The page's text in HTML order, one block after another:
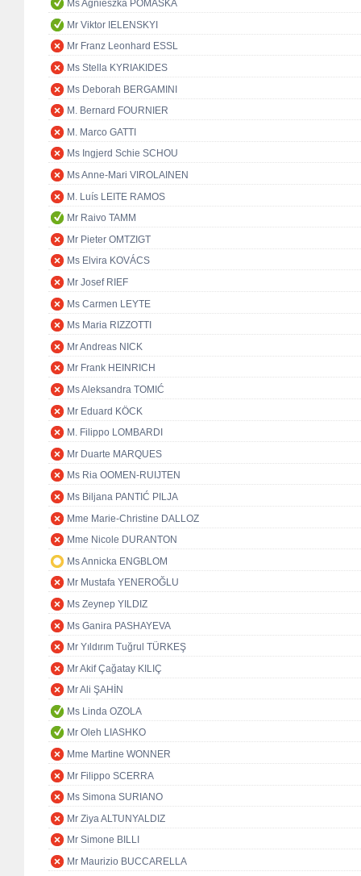
Ms Agnieszka POMASKA
Mr Viktor IELENSKYI
Mr Franz Leonhard ESSL
Ms Stella KYRIAKIDES
Ms Deborah BERGAMINI
M. Bernard FOURNIER
M. Marco GATTI
Ms Ingjerd Schie SCHOU
Ms Anne-Mari VIROLAINEN
M. Luís LEITE RAMOS
Mr Raivo TAMM
Mr Pieter OMTZIGT
Ms Elvira KOVÁCS
Mr Josef RIEF
Ms Carmen LEYTE
Ms Maria RIZZOTTI
Mr Andreas NICK
Mr Frank HEINRICH
Ms Aleksandra TOMIĆ
Mr Eduard KÖCK
M. Filippo LOMBARDI
Mr Duarte MARQUES
Ms Ria OOMEN-RUIJTEN
Ms Biljana PANTIĆ PILJA
Mme Marie-Christine DALLOZ
Mme Nicole DURANTON
Ms Annicka ENGBLOM
Mr Mustafa YENEROĞLU
Ms Zeynep YILDIZ
Ms Ganira PASHAYEVA
Mr Yıldırım Tuğrul TÜRKEŞ
Mr Akif Çağatay KILIÇ
Mr Ali ŞAHİN
Ms Linda OZOLA
Mr Oleh LIASHKO
Mme Martine WONNER
Mr Filippo SCERRA
Ms Simona SURIANO
Mr Ziya ALTUNYALDIZ
Mr Simone BILLI
Mr Maurizio BUCCARELLA